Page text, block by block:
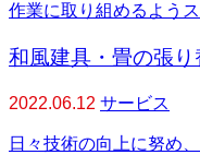
作業に取り組めるよう
和風建具・畳の張り
2022.06.12 サービス
日々技術の向上に努め